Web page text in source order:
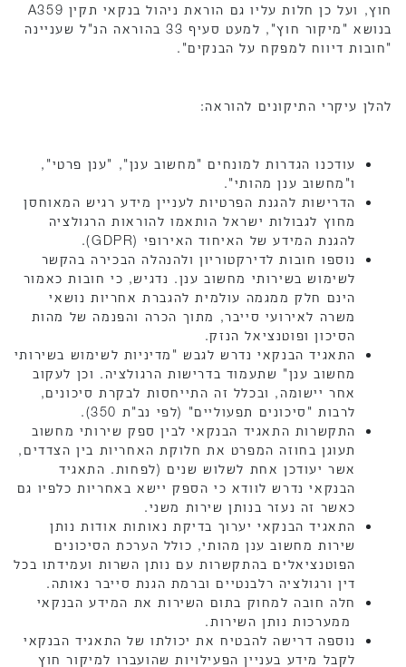
חוץ, ועל כן חלות עליו גם הוראת ניהול בנקאי תקין A359
בנושא "מיקור חוץ", למעט סעיף 33 בהוראה הנ"ל שעניינה
"חובות דיווח למפקח על הבנקים".
להלן עיקרי התיקונים להוראה:
עודכנו הגדרות למונחים "מחשוב ענן", "ענן פרטי",
ו"מחשוב ענן מהותי".
הדרישות להגנת הפרטיות לעניין מידע רגיש המאוחסן
מחוץ לגבולות ישראל הותאמו להוראות הרגולציה
להגנת המידע של האיחוד האירופי (GDPR).
נוספו חובות לדירקטוריון ולהנהלה הבכירה בהקשר
לשימוש בשירותי מחשוב ענן. נדגיש, כי חובות כאמור
הינם חלק ממגמה עולמית להגברת אחריות נושאי
משרה לאירועי סייבר, מתוך הכרה והפנמה של מהות
הסיכון ופוטנציאל הנזק.
התאגיד הבנקאי נדרש לגבש "מדיניות לשימוש בשירותי
מחשוב ענן" שתעמוד בדרישות הרגולציה. וכן לעקוב
אחר יישומה, ובכלל זה התייחסות לבקרת סיכונים,
לרבות "סיכונים תפעוליים" (לפי נב"ת 350).
התקשרות התאגיד הבנקאי לבין ספק שירותי מחשוב
תעוגן בחוזה המפרט את חלוקת האחריות בין הצדדים,
אשר יעודכן אחת לשלוש שנים (לפחות. התאגיד
הבנקאי נדרש לוודא כי הספק יישא באחריות כלפיו גם
כאשר זה נעזר בנותן שירות משני.
התאגיד הבנקאי יערוך בדיקת נאותות אודות נותן
שירות מחשוב ענן מהותי, כולל הערכת הסיכונים
הפוטנציאלים בהתקשרות עם נותן השרות ועמידתו בכל
דין ורגולציה רלבנטיים וברמת הגנת סייבר נאותה.
חלה חובה למחוק בתום השירות את המידע הבנקאי
ממערכות נותן השירות.
נוספה דרישה להבטיח את יכולתו של התאגיד הבנקאי
לקבל מידע בעניין הפעילויות שהועברו למיקור חוץ